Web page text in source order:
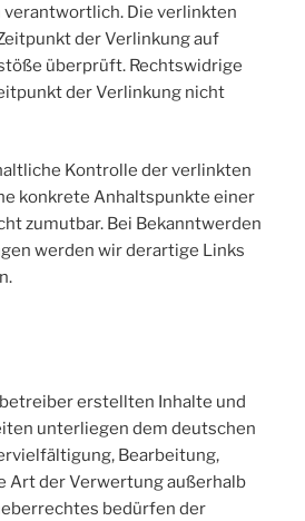
Die verlinkten
der Verlinkung auf
überprüft. Rechtswidrige
der Verlinkung nicht
Kontrolle der verlinkten
konkrete Anhaltspunkte einer
zumutbar. Bei Bekanntwerden
werden wir derartige Links
erstellten Inhalte und
unterliegen dem deutschen
Bearbeitung,
Art der Verwertung außerhalb
bedürfen der